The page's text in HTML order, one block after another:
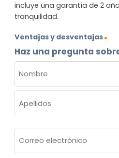
incluye una garantía de 2
tranquilidad.
Ventajas y desventajas
Haz una pregunta
(OBLIGATORIO)
Nombre
electrónico